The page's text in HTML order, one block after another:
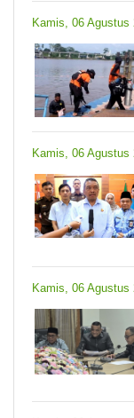
Kamis, 06 Agustus
Kamis, 06 Agustus
Kamis, 06 Agustus